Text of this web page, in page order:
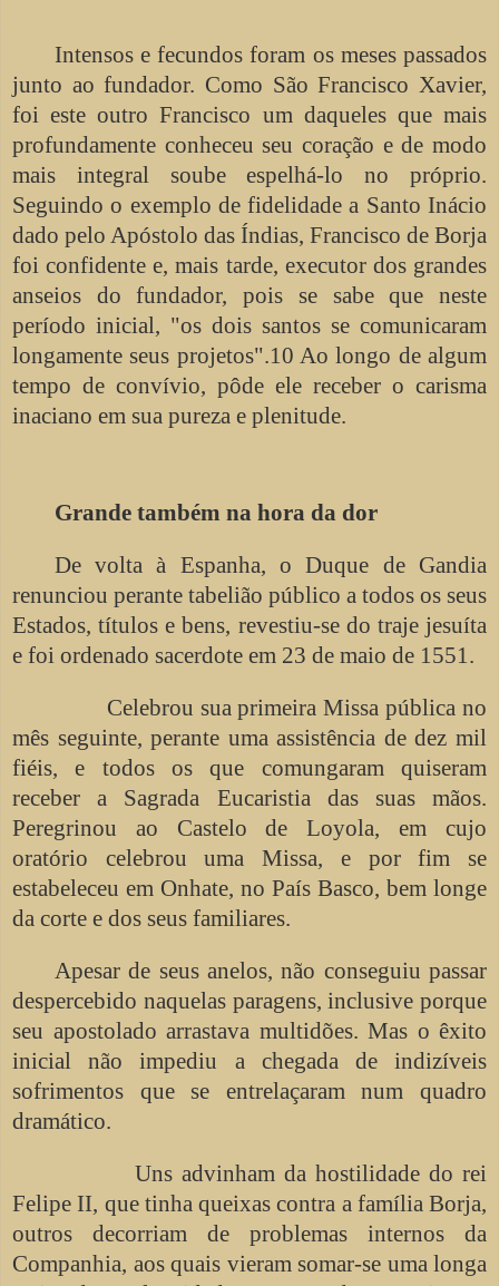
Intensos e fecundos foram os meses passados
junto ao fundador. Como São Francisco Xavier,
foi este outro Francisco um daqueles que mais
profundamente conheceu seu coração e de modo
mais integral soube espelhá-lo no próprio.
Seguindo o exemplo de fidelidade a Santo Inácio
dado pelo Apóstolo das Índias, Francisco de Borja
foi confidente e, mais tarde, executor dos grandes
anseios do fundador, pois se sabe que neste
período inicial, "os dois santos se comunicaram
longamente seus projetos".10 Ao longo de algum
tempo de convívio, pôde ele receber o carisma
inaciano em sua pureza e plenitude.
Grande também na hora da dor
De volta à Espanha, o Duque de Gandia
renunciou perante tabelião público a todos os seus
Estados, títulos e bens, revestiu-se do traje jesuíta
e foi ordenado sacerdote em 23 de maio de 1551.
Celebrou sua primeira Missa pública no
mês seguinte, perante uma assistência de dez mil
fiéis, e todos os que comungaram quiseram
receber a Sagrada Eucaristia das suas mãos.
Peregrinou ao Castelo de Loyola, em cujo
oratório celebrou uma Missa, e por fim se
estabeleceu em Onhate, no País Basco, bem longe
da corte e dos seus familiares.
Apesar de seus anelos, não conseguiu passar
despercebido naquelas paragens, inclusive porque
seu apostolado arrastava multidões. Mas o êxito
inicial não impediu a chegada de indizíveis
sofrimentos que se entrelaçaram num quadro
dramático.
Uns advinham da hostilidade do rei
Felipe II, que tinha queixas contra a família Borja,
outros decorriam de problemas internos da
Companhia, aos quais vieram somar-se uma longa